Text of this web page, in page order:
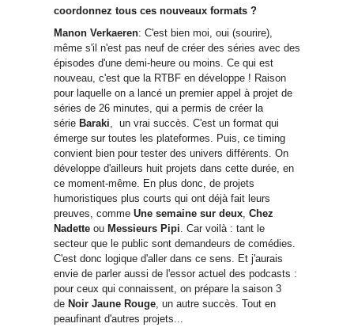
coordonnez tous ces nouveaux formats ?
Manon Verkaeren: C'est bien moi, oui (sourire),
même s'il n'est pas neuf de créer des séries avec des
épisodes d'une demi-heure ou moins. Ce qui est
nouveau, c'est que la RTBF en développe ! Raison
pour laquelle on a lancé un premier appel à projet de
séries de 26 minutes, qui a permis de créer la
série Baraki , un vrai succès. C'est un format qui
émerge sur toutes les plateformes. Puis, ce timing
convient bien pour tester des univers différents. On
développe d'ailleurs huit projets dans cette durée, en
ce moment-même. En plus donc, de projets
humoristiques plus courts qui ont déjà fait leurs
preuves, comme Une semaine sur deux Chez
Nadette ou Messieurs Pipi . Car voilà : tant le
secteur que le public sont demandeurs de comédies.
C'est donc logique d'aller dans ce sens. Et j'aurais
envie de parler aussi de l'essor actuel des podcasts :
pour ceux qui connaissent, on prépare la saison 3
de Noir Jaune Rouge , un autre succès. Tout en
peaufinant d'autres projets...